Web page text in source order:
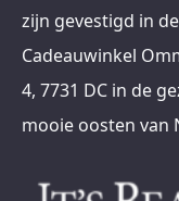
zijn gevestigd in
Cadeauwinkel
4, 7731 DC in de
mooie oosten van